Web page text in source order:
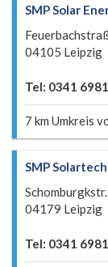
SMP Solar
04105 Leipzig
Tel: 0341
7 km Umkreis
SMP
04179 Leipzig
Tel: 0341